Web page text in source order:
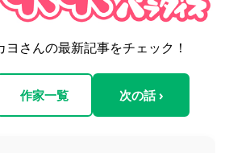
ヨさんの最新記事をチェック！
作家一覧 次の話 ›